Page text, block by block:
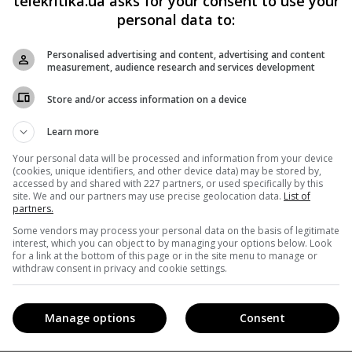
за диджитал. Членами правления НОТУ остались
развитие, и
назначает наблюдательный совет НОТУ по
информацию «Телекритики» о назначении на должность
. В компании заверяли «Телекритику», что Лодыгин
с НОТУ,«проводя анализ телепроизводства и
управления производством телевизионных
«Громадському» Ярослав дал как генпродюсер
уточнив, что работает с НОТУ по контракту.
главы «Общественного» было принято
personal data to:
Personalised advertising and content, advertising and content
measurement, audience research and services development
Store and/or access information on a device
Learn more
Your personal data will be processed and information from your device
(cookies, unique identifiers, and other device data) may be stored by,
accessed by and shared with 227 partners, or used specifically by this
site. We and our partners may use precise geolocation data. List of
partners.
Some vendors may process your personal data on the basis of legitimate
interest, which you can object to by managing your options below. Look
for a link at the bottom of this page or in the site menu to manage or
withdraw consent in privacy and cookie settings.
Consent
Manage options